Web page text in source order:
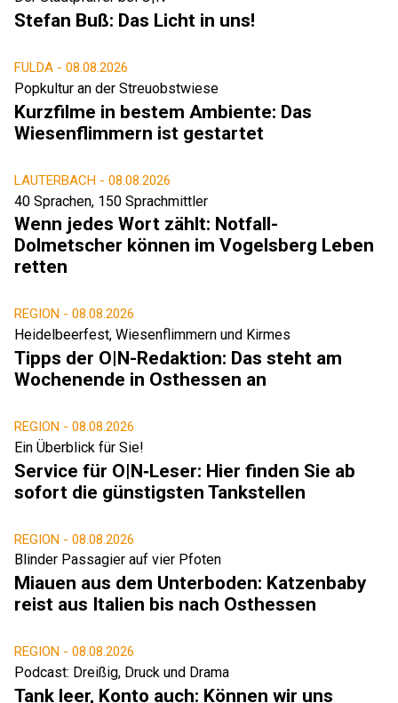
Stefan Buß: Das Licht in uns!
FULDA - 08.08.2026
Popkultur an der Streuobstwiese
Kurzfilme in bestem Ambiente: Das
Wiesenflimmern ist gestartet
LAUTERBACH - 08.08.2026
40 Sprachen, 150 Sprachmittler
Wenn jedes Wort zählt: Notfall-
Dolmetscher können im Vogelsberg Leben
retten
REGION - 08.08.2026
Heidelbeerfest, Wiesenflimmern und Kirmes
Tipps der O|N-Redaktion: Das steht am
Wochenende in Osthessen an
REGION - 08.08.2026
Ein Überblick für Sie!
Service für O|N‑Leser: Hier finden Sie ab
sofort die günstigsten Tankstellen
REGION - 08.08.2026
Blinder Passagier auf vier Pfoten
Miauen aus dem Unterboden: Katzenbaby
reist aus Italien bis nach Osthessen
REGION - 08.08.2026
Podcast: Dreißig, Druck und Drama
Tank leer, Konto auch: Können wir uns